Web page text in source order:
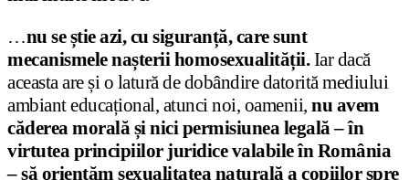
…nu se știe azi, cu siguranță, care sunt
mecanismele nașterii homosexualității.Iar dacă
aceasta are și o latură de dobândire datorită mediului
ambiant educațional, atunci noi, oamenii, nu avem
căderea morală și nici permisiunea legală – în
virtutea principiilor juridice valabile în România
– să orientăm sexualitatea naturală a copiilor spre